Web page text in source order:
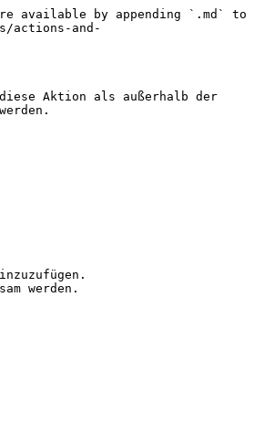
available by appending `.md` to
actions-and-
Aktion als außerhalb der